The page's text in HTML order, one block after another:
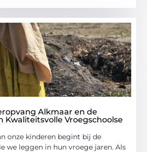
Alkmaar en de
Kwaliteitsvolle Vroegschoolse
onze kinderen begint bij de
we leggen in hun vroege jaren. Als